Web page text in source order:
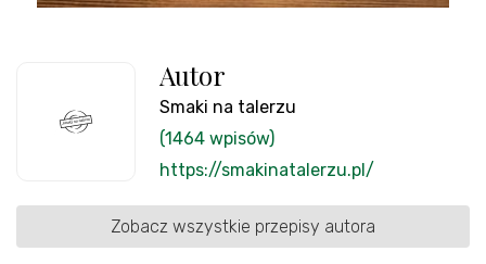
Autor
Smaki na talerzu
(1464 wpisów)
https://smakinatalerzu.pl/
Zobacz wszystkie przepisy autora